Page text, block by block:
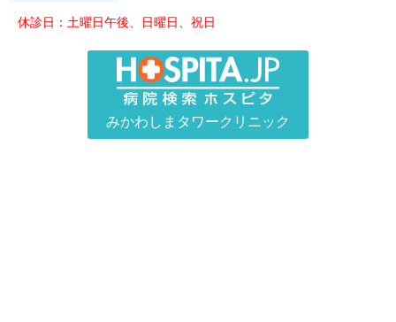
休診日：土曜日午後、日曜日、祝日
みかわしまタワークリニック